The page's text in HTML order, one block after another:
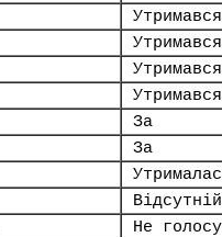
Утримався
Утримався
Утримався
Утримався
За
За
Відсутній
Не